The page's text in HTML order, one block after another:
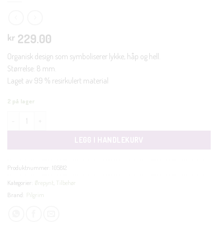
kr 229.00
Organisk design som symboliserer lykke, håp og hell.
Størrelse: 8 mm.
Laget av 99 % resirkulert material
2 på lager
Free earrings antall
LEGG I HANDLEKURV
Produktnummer: 105812
Kategorier: Ørepynt
Tilbehør
Brand: Pilgrim